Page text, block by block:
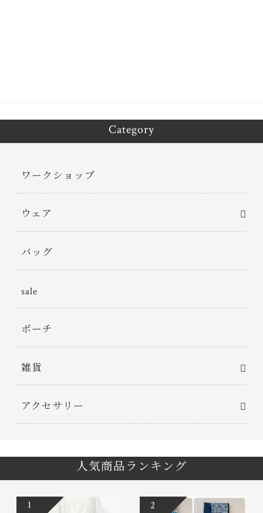
Category
ワークショップ
ウェア
バッグ
sale
ポーチ
雑貨
アクセサリー
人気商品ランキング
1 2